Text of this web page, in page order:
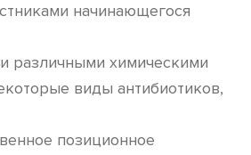
начинающегося
различными химическими
виды антибиотиков,
позиционное